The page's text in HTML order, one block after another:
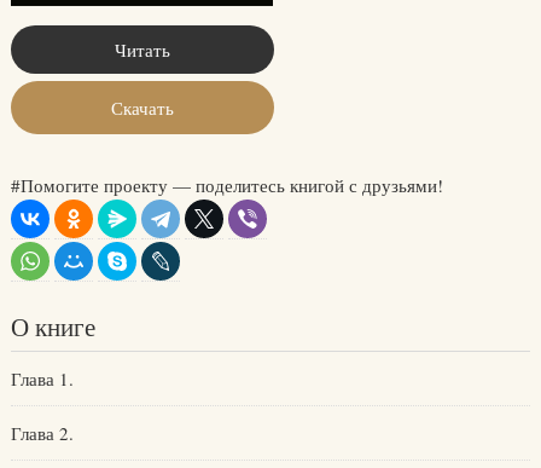
Читать
Скачать
#Помогите проекту — поделитесь книгой с друзьями!
О книге
Глава 1.
Глава 2.